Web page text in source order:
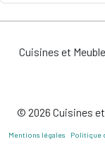
Cuisines et
© 2026 Cuisines
Mentions légales Politique